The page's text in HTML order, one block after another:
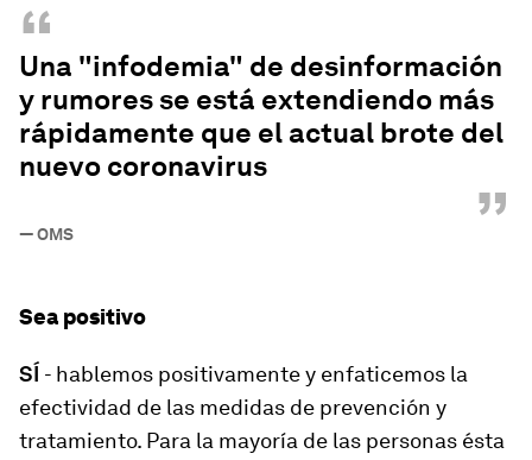
“
Una "infodemia" de desinformación
y rumores se está extendiendo más
rápidamente que el actual brote del
nuevo coronavirus
”
—OMS
Sea positivo
SÍ - hablemos positivamente y enfaticemos la
efectividad de las medidas de prevención y
tratamiento. Para la mayoría de las personas ésta